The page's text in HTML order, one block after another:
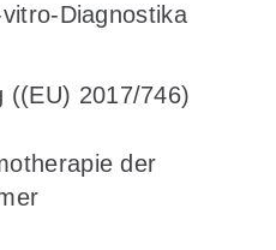
Diagnostika
((EU) 2017/746)
der